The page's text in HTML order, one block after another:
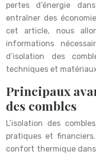
pertes d’énergie
entraîner des
cet article, nous
informations
d’isolation des
techniques et
Principaux
des combles
L’isolation des
pratiques et
confort thermique